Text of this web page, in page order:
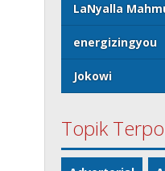
LaNyalla
energizingyou
Jokowi
Topik